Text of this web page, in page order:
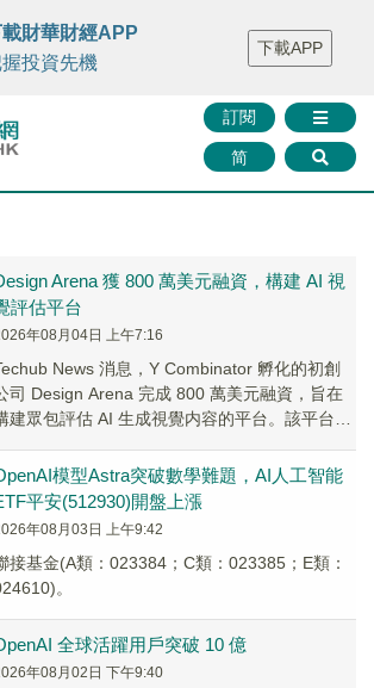
FINTV FINMETA 財華證券 媒體矩陣
智庫沙龍
聯絡我們
訂閱
简
財華財經APP
投資先機
下載APP
Arena 獲 800 萬美元融資，構建 AI 視
評估平台
年08月04日 上午7:16
News 消息，Y Combinator 孵化的初創
司 Design Arena 完成 800 萬美元融資，旨在
建眾包評估 AI 生成視覺内容的平台。該平台通
模型Astra突破數學難題，AI人工智能
平安(512930)開盤上漲
年08月03日 上午9:42
接基金(A類：023384；C類：023385；E類：
。
全球活躍用戶突破 10 億
年08月02日 下午9:40